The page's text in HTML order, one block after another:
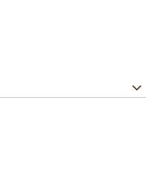
噴衣服.不要噴皮膚
噴衣服.不要噴皮膚